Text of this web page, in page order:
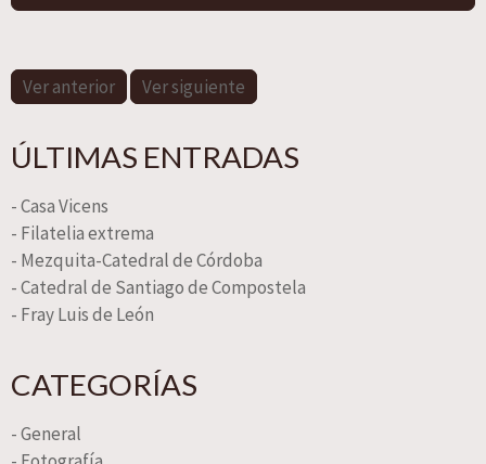
Ver anterior Ver siguiente
ÚLTIMAS ENTRADAS
- Casa Vicens
- Filatelia extrema
- Mezquita-Catedral de Córdoba
- Catedral de Santiago de Compostela
- Fray Luis de León
CATEGORÍAS
- General